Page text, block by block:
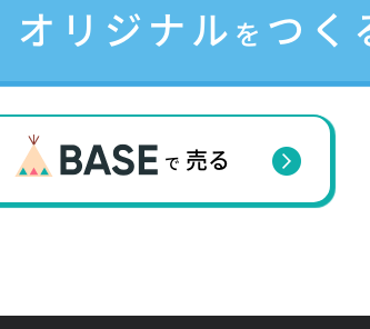
オリジナル を つく
で 売る